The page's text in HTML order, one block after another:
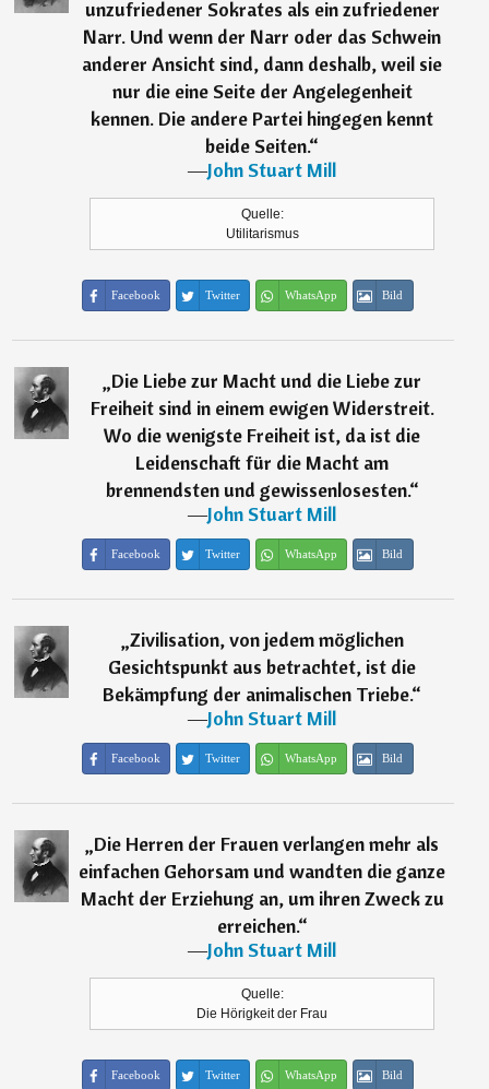
unzufriedener Sokrates als ein zufriedener
Narr. Und wenn der Narr oder das Schwein
anderer Ansicht sind, dann deshalb, weil sie
nur die eine Seite der Angelegenheit
kennen. Die andere Partei hingegen kennt
beide Seiten.“
―John Stuart Mill
Quelle:
Utilitarismus
Facebook Twitter WhatsApp Bild
„Die Liebe zur Macht und die Liebe zur
Freiheit sind in einem ewigen Widerstreit.
Wo die wenigste Freiheit ist, da ist die
Leidenschaft für die Macht am
brennendsten und gewissenlosesten.“
―John Stuart Mill
Facebook Twitter WhatsApp Bild
„Zivilisation, von jedem möglichen
Gesichtspunkt aus betrachtet, ist die
Bekämpfung der animalischen Triebe.“
―John Stuart Mill
Facebook Twitter WhatsApp Bild
„Die Herren der Frauen verlangen mehr als
einfachen Gehorsam und wandten die ganze
Macht der Erziehung an, um ihren Zweck zu
erreichen.“
―John Stuart Mill
Quelle:
Die Hörigkeit der Frau
Facebook Twitter WhatsApp Bild